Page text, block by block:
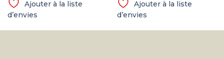
Ajouter à la liste
d’envies
Ajouter à la liste
d’envies